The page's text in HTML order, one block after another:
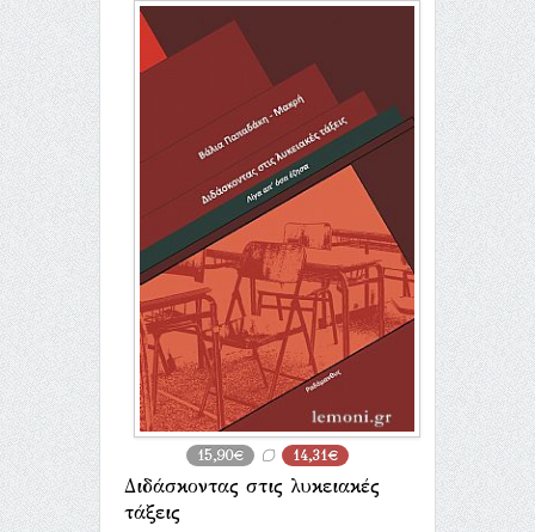
15,90€ 14,31€
Διδάσκοντας στις λυκειακές
τάξεις